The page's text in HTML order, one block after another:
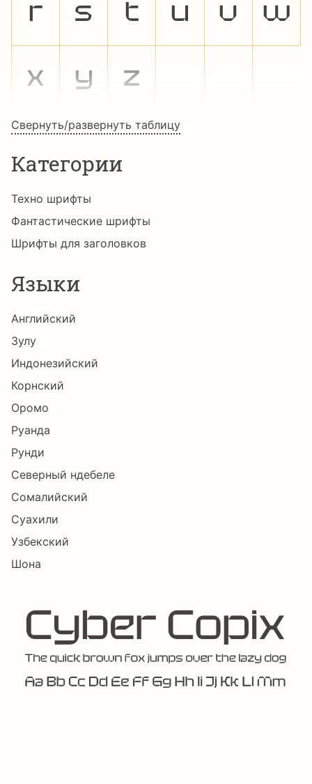
r s t u v w
x y z
Свернуть/развернуть таблицу
Категории
Техно шрифты
Фантастические шрифты
Шрифты для заголовков
Языки
Английский
Зулу
Индонезийский
Корнский
Оромо
Руанда
Рунди
Северный ндебеле
Сомалийский
Суахили
Узбекский
Шона